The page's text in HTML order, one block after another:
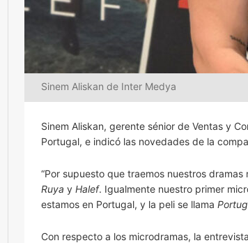
Sinem Aliskan de Inter Medya
Sinem Aliskan, gerente sénior de Ventas y
Portugal, e indicó las novedades de la
“Por supuesto que traemos nuestros
Ruya y Halef. Igualmente nuestro primer
estamos en Portugal, y la peli se llama
Con respecto a los microdramas, la